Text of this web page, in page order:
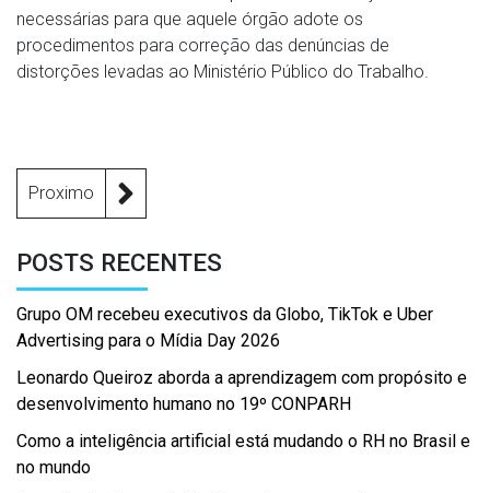
necessárias para que aquele órgão adote os
procedimentos para correção das denúncias de
distorções levadas ao Ministério Público do Trabalho.
Proximo
POSTS RECENTES
Grupo OM recebeu executivos da Globo, TikTok e Uber
Advertising para o Mídia Day 2026
Leonardo Queiroz aborda a aprendizagem com propósito e
desenvolvimento humano no 19º CONPARH
Como a inteligência artificial está mudando o RH no Brasil e
no mundo